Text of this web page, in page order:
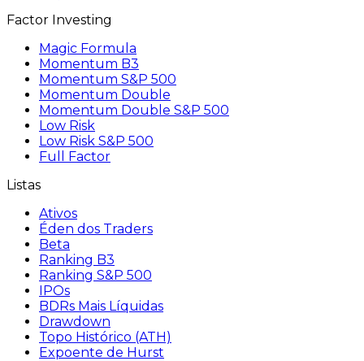
Factor Investing
Magic Formula
Momentum B3
Momentum S&P 500
Momentum Double
Momentum Double S&P 500
Low Risk
Low Risk S&P 500
Full Factor
Listas
Ativos
Éden dos Traders
Beta
Ranking B3
Ranking S&P 500
IPOs
BDRs Mais Líquidas
Drawdown
Topo Histórico (ATH)
Expoente de Hurst